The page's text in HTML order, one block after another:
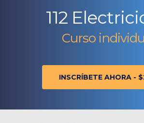
112
Curso
INSCRÍBETE AHORA -